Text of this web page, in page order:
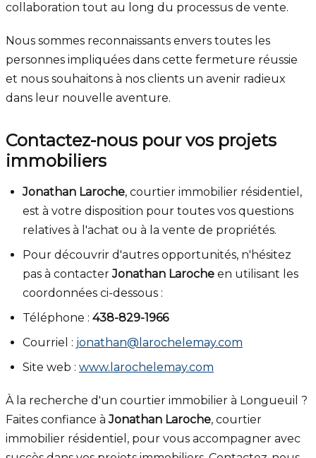
collaboration tout au long du processus de vente.
Nous sommes reconnaissants envers toutes les
personnes impliquées dans cette fermeture réussie
et nous souhaitons à nos clients un avenir radieux
dans leur nouvelle aventure.
Contactez-nous pour vos projets
immobiliers
Jonathan Laroche, courtier immobilier résidentiel,
est à votre disposition pour toutes vos questions
relatives à l'achat ou à la vente de propriétés.
Pour découvrir d'autres opportunités, n'hésitez
pas à contacterJonathan Laroche en utilisant les
coordonnées ci-dessous :
Téléphone : 438-829-1966
Courriel : jonathan@larochelemay.com
Site web : www.larochelemay.com
À la recherche d'un courtier immobilier à Longueuil ?
Faites confiance à Jonathan Laroche, courtier
immobilier résidentiel, pour vous accompagner avec